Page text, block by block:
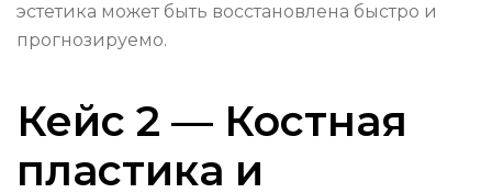
эстетика может быть восстановлена быстро и
прогнозируемо.
Кейс 2 — Костная
пластика и